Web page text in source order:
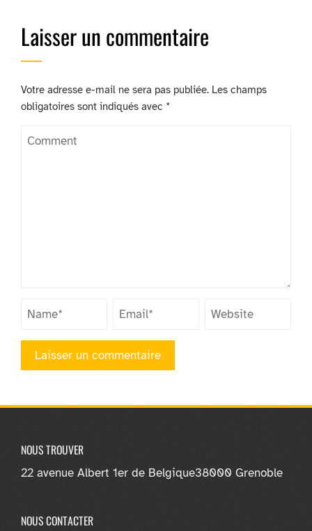
Laisser un commentaire
Votre adresse e-mail ne sera pas publiée. Les champs
obligatoires sont indiqués avec *
NOUS TROUVER
22 avenue Albert 1er de Belgique38000 Grenoble
NOUS CONTACTER